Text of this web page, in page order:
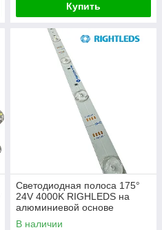
Купить
Светодиодная полоса 175°
24V 4000K RIGHLEDS на
алюминиевой основе
В наличии